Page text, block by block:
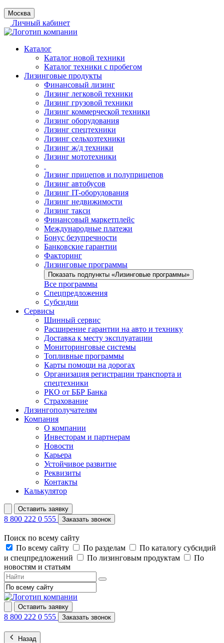
Москва
Личный кабинет
Каталог
Каталог новой техники
Каталог техники с пробегом
Лизинговые продукты
Финансовый лизинг
Лизинг легковой техники
Лизинг грузовой техники
Лизинг коммерческой техники
Лизинг оборудования
Лизинг спецтехники
Лизинг сельхозтехники
Лизинг ж/д техники
Лизинг мототехники
Лизинг прицепов и полуприцепов
Лизинг автобусов
Лизинг IT-оборудования
Лизинг недвижимости
Лизинг такси
Финансовый маркетплейс
Международные платежи
Бонус безупречности
Банковские гарантии
Факторинг
Лизинговые программы
Показать подпункты «Лизинговые программы»
Все программы
Спецпредложения
Субсидии
Сервисы
Шинный сервис
Расширение гарантии на авто и технику
Доставка к месту эксплуатации
Мониторинговые системы
Топливные программы
Карты помощи на дорогах
Организация регистрации транспорта и
спецтехники
РКО от ББР Банка
Страхование
Лизингополучателям
Компания
О компании
Инвесторам и партнерам
Новости
Карьера
Устойчивое развитие
Реквизиты
Контакты
Калькулятор
Оставить заявку
8 800 222 0 555 Заказать звонок
Поиск по всему сайту
По всему сайту
По разделам
По каталогу субсидий
и спецпредложений
По лизинговым продуктам
По
новостям и статьям
Оставить заявку
8 800 222 0 555 Заказать звонок
Назад